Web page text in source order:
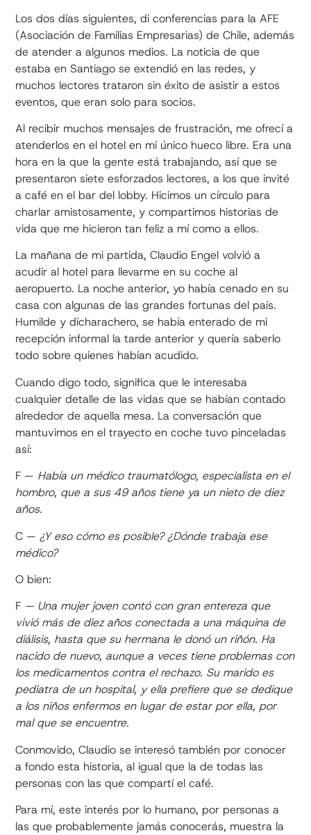
Los dos días siguientes, di conferencias para la AFE
(Asociación de Familias Empresarias) de Chile, además
de atender a algunos medios. La noticia de que
estaba en Santiago se extendió en las redes, y
muchos lectores trataron sin éxito de asistir a estos
eventos, que eran solo para socios.
Al recibir muchos mensajes de frustración, me ofrecí a
atenderlos en el hotel en mi único hueco libre. Era una
hora en la que la gente está trabajando, así que se
presentaron siete esforzados lectores, a los que invité
a café en el bar del lobby. Hicimos un círculo para
charlar amistosamente, y compartimos historias de
vida que me hicieron tan feliz a mí como a ellos.
La mañana de mi partida, Claudio Engel volvió a
acudir al hotel para llevarme en su coche al
aeropuerto. La noche anterior, yo había cenado en su
casa con algunas de las grandes fortunas del país.
Humilde y dicharachero, se había enterado de mi
recepción informal la tarde anterior y quería saberlo
todo sobre quienes habían acudido.
Cuando digo todo, significa que le interesaba
cualquier detalle de las vidas que se habían contado
alrededor de aquella mesa. La conversación que
mantuvimos en el trayecto en coche tuvo pinceladas
así:
F — Había un médico traumatólogo, especialista en el
hombro, que a sus 49 años tiene ya un nieto de diez
años.
C —¿Y eso cómo es posible? ¿Dónde trabaja ese
médico?
O bien:
F — Una mujer joven contó con gran entereza que
vivió más de diez años conectada a una máquina de
diálisis, hasta que su hermana le donó un riñón. Ha
nacido de nuevo, aunque a veces tiene problemas con
los medicamentos contra el rechazo. Su marido es
pediatra de un hospital, y ella prefiere que se dedique
a los niños enfermos en lugar de estar por ella, por
mal que se encuentre.
Conmovido, Claudio se interesó también por conocer
a fondo esta historia, al igual que la de todas las
personas con las que compartí el café.
Para mí, este interés por lo humano, por personas a
las que probablemente jamás conocerás, muestra la